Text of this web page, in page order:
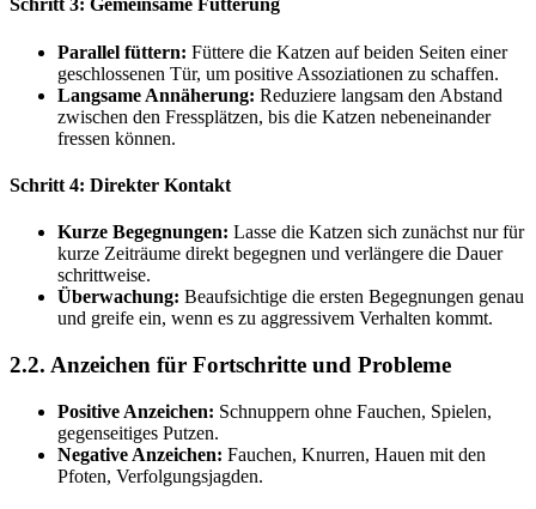
Schritt 3: Gemeinsame Fütterung
Parallel füttern: Füttere die Katzen auf beiden Seiten einer
geschlossenen Tür, um positive Assoziationen zu schaffen.
Langsame Annäherung: Reduziere langsam den Abstand
zwischen den Fressplätzen, bis die Katzen nebeneinander
fressen können.
Schritt 4: Direkter Kontakt
Kurze Begegnungen: Lasse die Katzen sich zunächst nur für
kurze Zeiträume direkt begegnen und verlängere die Dauer
schrittweise.
Überwachung: Beaufsichtige die ersten Begegnungen genau
und greife ein, wenn es zu aggressivem Verhalten kommt.
2.2. Anzeichen für Fortschritte und Probleme
Positive Anzeichen: Schnuppern ohne Fauchen, Spielen,
gegenseitiges Putzen.
Negative Anzeichen: Fauchen, Knurren, Hauen mit den
Pfoten, Verfolgungsjagden.